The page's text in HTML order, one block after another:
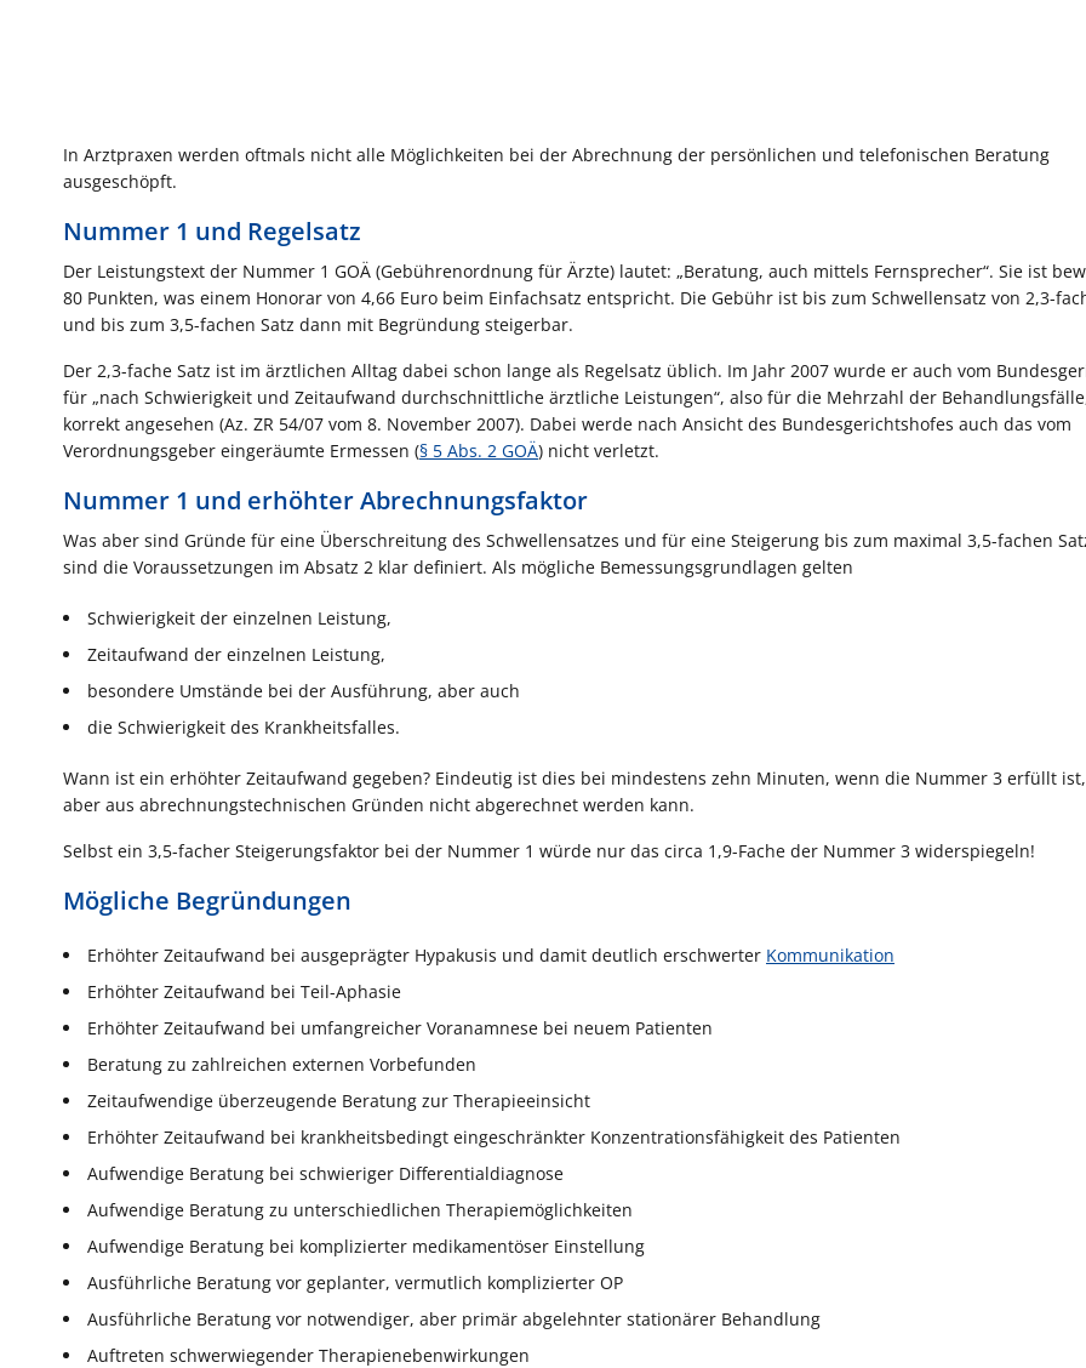
In Arztpraxen werden oftmals nicht alle Möglichkeiten bei der Abrechnung der persönlichen und telefonischen Beratung
ausgeschöpft.
Nummer 1 und Regelsatz
Der Leistungstext der Nummer 1 GOÄ (Gebührenordnung für Ärzte) lautet: „Beratung, auch mittels Fernsprecher“. Sie ist
80 Punkten, was einem Honorar von 4,66 Euro beim Einfachsatz entspricht. Die Gebühr ist bis zum Schwellensatz von 2,3-
und bis zum 3,5-fachen Satz dann mit Begründung steigerbar.
Der 2,3-fache Satz ist im ärztlichen Alltag dabei schon lange als Regelsatz üblich. Im Jahr 2007 wurde er auch vom
für „nach Schwierigkeit und Zeitaufwand durchschnittliche ärztliche Leistungen“, also für die Mehrzahl der
korrekt angesehen (Az. ZR 54/07 vom 8. November 2007). Dabei werde nach Ansicht des Bundesgerichtshofes auch das vom
Verordnungsgeber eingeräumte Ermessen (§ 5 Abs. 2 GOÄ) nicht verletzt.
Nummer 1 und erhöhter Abrechnungsfaktor
Was aber sind Gründe für eine Überschreitung des Schwellensatzes und für eine Steigerung bis zum maximal 3,5-fachen
sind die Voraussetzungen im Absatz 2 klar definiert. Als mögliche Bemessungsgrundlagen gelten
Schwierigkeit der einzelnen Leistung,
Zeitaufwand der einzelnen Leistung,
besondere Umstände bei der Ausführung, aber auch
die Schwierigkeit des Krankheitsfalles.
Wann ist ein erhöhter Zeitaufwand gegeben? Eindeutig ist dies bei mindestens zehn Minuten, wenn die Nummer 3 erfüllt
aber aus abrechnungstechnischen Gründen nicht abgerechnet werden kann.
Selbst ein 3,5-facher Steigerungsfaktor bei der Nummer 1 würde nur das circa 1,9-Fache der Nummer 3 widerspiegeln!
Mögliche Begründungen
Erhöhter Zeitaufwand bei ausgeprägter Hypakusis und damit deutlich erschwerter Kommunikation
Erhöhter Zeitaufwand bei Teil-Aphasie
Erhöhter Zeitaufwand bei umfangreicher Voranamnese bei neuem Patienten
Beratung zu zahlreichen externen Vorbefunden
Zeitaufwendige überzeugende Beratung zur Therapieeinsicht
Erhöhter Zeitaufwand bei krankheitsbedingt eingeschränkter Konzentrationsfähigkeit des Patienten
Aufwendige Beratung bei schwieriger Differentialdiagnose
Aufwendige Beratung zu unterschied­lichen Therapiemöglichkeiten
Aufwendige Beratung bei komplizierter medikamentöser Einstellung
Ausführliche Beratung vor geplanter, vermutlich komplizierter OP
Ausführliche Beratung vor notwendiger, aber primär abgelehnter stationärer Behandlung
Auftreten schwerwiegender Therapienebenwirkungen